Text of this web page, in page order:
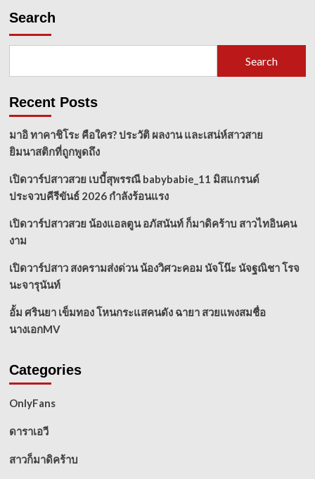
Search
Search
Recent Posts
มาอิ ทาคาชิโระ คือใคร? ประวัติ ผลงาน และเสน่ห์สาวสาย
ยิมนาสติกที่ถูกพูดถึง
เปิดวาร์ปสาวสวย เบบี้สุพรรณี babybabie_11 มิสแกรนด์
ประจวบคีรีขันธ์ 2026 กำลังร้อนแรง
เปิดวาร์ปสาวสวย น้องแอลตูน อภัสนันท์ ก็มาดิคร้าบ สาวไทอินคน
งาม
เปิดวาร์ปสาว สงครามส่งด่วน น้องวิศวะคอม นัจโน๊ะ นัจฐณิชา โรจ
นะจารุนันท์
อั้ม ศรินยา เข็มทอง โหนกระแสคนดัง ฉายา สวยแพงสมชื่อ
นางเอกMV
Categories
OnlyFans
ดาราเอวี
สาวก็มาดิคร้าบ